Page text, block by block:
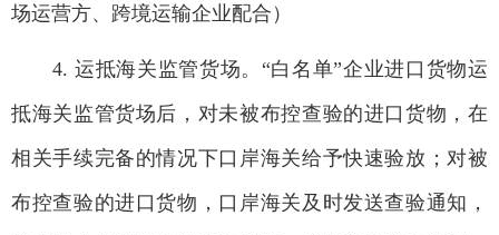
场运营方、跨境运输企业配合）
4. 运抵海关监管货场。“白名单”企业进口货物运
抵海关监管货场后，对未被布控查验的进口货物，在
相关手续完备的情况下口岸海关给予快速验放；对被
布控查验的进口货物，口岸海关及时发送查验通知，